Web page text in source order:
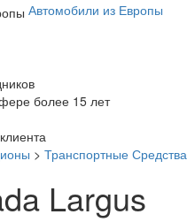
Автомобили из Европы
более 15 лет
> Транспортные Средства
Largus